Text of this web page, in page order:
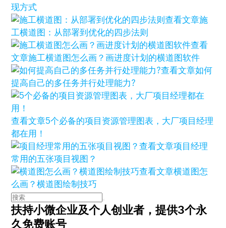
现方式
查看文章施
工横道图：从部署到优化的四步法则
查看
文章施工横道图怎么画？画进度计划的横道图软件
查看文章如何
提高自己的多任务并行处理能力?
查看文章5个必备的项目资源管理图表，大厂项目经理
都在用！
查看文章项目经理
常用的五张项目视图？
查看文章横道图怎
么画？横道图绘制技巧
扶持小微企业及个人创业者，提供3个永
久免费账号